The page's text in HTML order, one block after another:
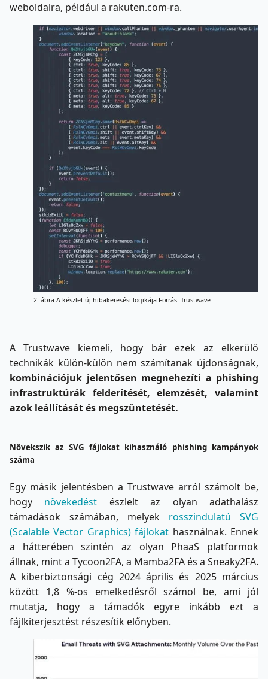
weboldalra, például a rakuten.com-ra.
2. ábra A készlet új hibakeresési logikája Forrás: Trustwave
A Trustwave kiemeli, hogy bár ezek az elkerülő
technikák külön-külön nem számítanak újdonságnak,
kombinációjuk jelentősen megnehezíti a phishing
infrastruktúrák felderítését, elemzését, valamint
azok leállítását és megszüntetését.
Növekszik az SVG fájlokat kihasználó phishing kampányok
száma
Egy másik jelentésben a Trustwave arról számolt be,
hogy növekedést észlelt az olyan adathalász
támadások számában, melyek rosszindulatú SVG
(Scalable Vector Graphics) fájlokat használnak. Ennek
a hátterében szintén az olyan PhaaS platformok
állnak, mint a Tycoon2FA, a Mamba2FA és a Sneaky2FA.
A kiberbiztonsági cég 2024 április és 2025 március
között 1,8 %-os emelkedésről számol be, ami jól
mutatja, hogy a támadók egyre inkább ezt a
fájlkiterjesztést részesítik előnyben.